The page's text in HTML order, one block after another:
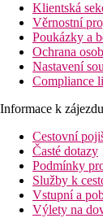
Klientská
Věrnostní
Poukázky a
Ochrana
Nastavení
Compliance
Informace k zájezdu
Cestovní
Časté dotazy
Podmínky
Služby k
Vstupní a
Výlety na